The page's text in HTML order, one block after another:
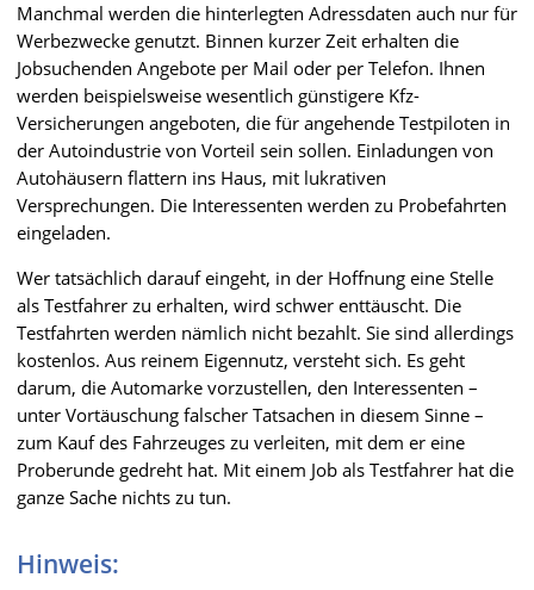
Manchmal werden die hinterlegten Adressdaten auch nur für
Werbezwecke genutzt. Binnen kurzer Zeit erhalten die
Jobsuchenden Angebote per Mail oder per Telefon. Ihnen
werden beispielsweise wesentlich günstigere Kfz-
Versicherungen angeboten, die für angehende Testpiloten in
der Autoindustrie von Vorteil sein sollen. Einladungen von
Autohäusern flattern ins Haus, mit lukrativen
Versprechungen. Die Interessenten werden zu Probefahrten
eingeladen.
Wer tatsächlich darauf eingeht, in der Hoffnung eine Stelle
als Testfahrer zu erhalten, wird schwer enttäuscht. Die
Testfahrten werden nämlich nicht bezahlt. Sie sind allerdings
kostenlos. Aus reinem Eigennutz, versteht sich. Es geht
darum, die Automarke vorzustellen, den Interessenten –
unter Vortäuschung falscher Tatsachen in diesem Sinne –
zum Kauf des Fahrzeuges zu verleiten, mit dem er eine
Proberunde gedreht hat. Mit einem Job als Testfahrer hat die
ganze Sache nichts zu tun.
Hinweis: